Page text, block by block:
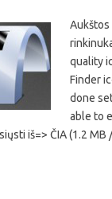
Aukštos
quality
Finder
done
able to
iš=> ČIA (1.2 MB